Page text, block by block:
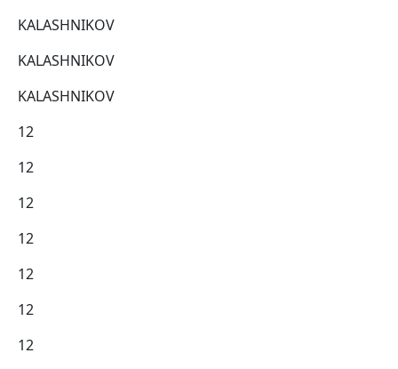
KALASHNIKOV
KALASHNIKOV
KALASHNIKOV
12
12
12
12
12
12
12